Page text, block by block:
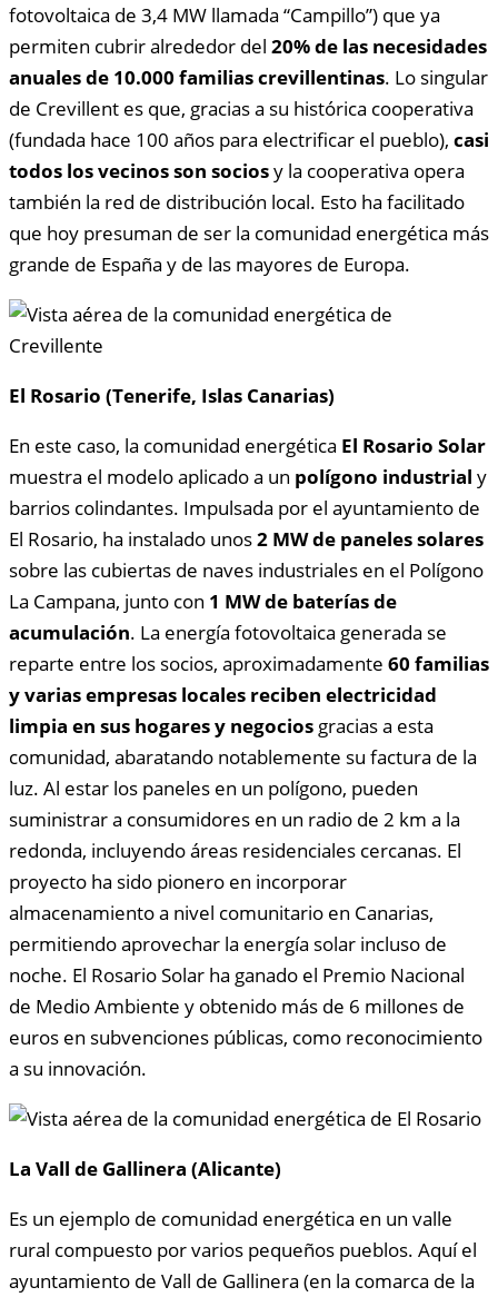
fotovoltaica de 3,4 MW llamada “Campillo”) que ya
permiten cubrir alrededor del 20% de las necesidades
anuales de 10.000 familias crevillentinas. Lo singular
de Crevillent es que, gracias a su histórica cooperativa
(fundada hace 100 años para electrificar el pueblo), casi
todos los vecinos son sociosy la cooperativa opera
también la red de distribución local. Esto ha facilitado
que hoy presuman de ser la comunidad energética más
grande de España y de las mayores de Europa.
El Rosario (Tenerife, Islas Canarias)
En este caso, la comunidad energética El Rosario Solar
muestra el modelo aplicado a un polígono industrial y
barrios colindantes. Impulsada por el ayuntamiento de
El Rosario, ha instalado unos2 MW de paneles solares
sobre las cubiertas de naves industriales en el Polígono
La Campana, junto con 1 MW de baterías de
acumulación. La energía fotovoltaica generada se
reparte entre los socios, aproximadamente 60 familias
y varias empresas locales reciben electricidad
limpia en sus hogares y negocios gracias a esta
comunidad, abaratando notablemente su factura de la
luz. Al estar los paneles en un polígono, pueden
suministrar a consumidores en un radio de 2 km a la
redonda, incluyendo áreas residenciales cercanas. El
proyecto ha sido pionero en incorporar
almacenamiento a nivel comunitario en Canarias,
permitiendo aprovechar la energía solar incluso de
noche. El Rosario Solar ha ganado el Premio Nacional
de Medio Ambiente y obtenido más de 6 millones de
euros en subvenciones públicas, como reconocimiento
a su innovación.
La Vall de Gallinera (Alicante)
Es un ejemplo de comunidad energética en un valle
rural compuesto por varios pequeños pueblos. Aquí el
ayuntamiento de Vall de Gallinera (en la comarca de la